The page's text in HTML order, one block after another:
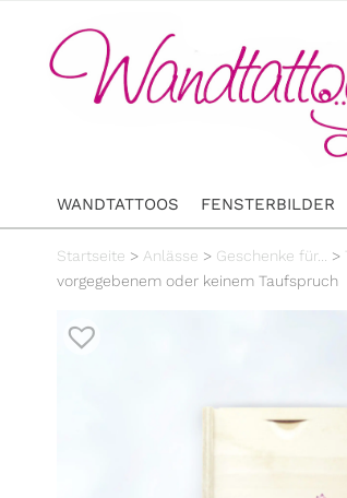
WANDTATTOOS FENSTERBILDER
Startseite > Anlässe > Geschenke für... >
vorgegebenem oder keinem Taufspruch